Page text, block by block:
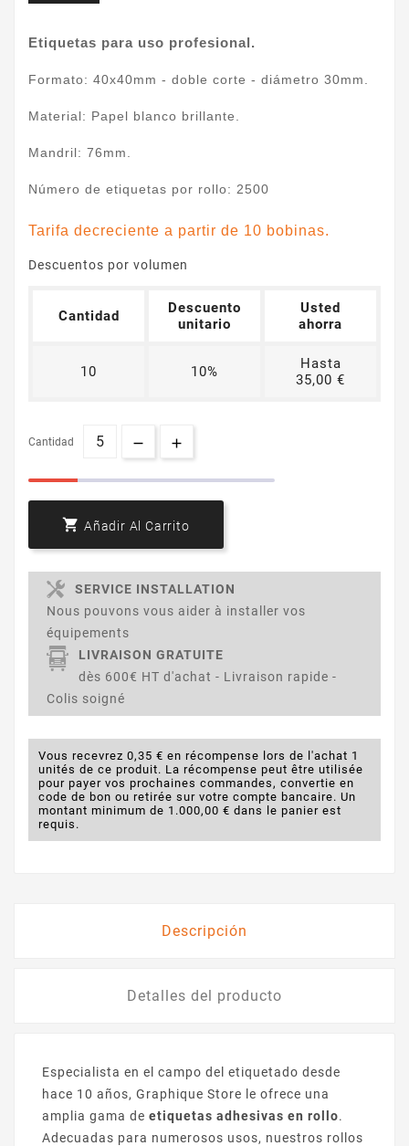
Etiquetas para uso profesional.
Formato: 40x40mm - doble corte - diámetro 30mm.
Material: Papel blanco brillante.
Mandril: 76mm.
Número de etiquetas por rollo: 2500
Tarifa decreciente a partir de 10 bobinas.
Descuentos por volumen
Cantidad
Descuento
unitario
Usted
ahorra
10 10%
Hasta
35,00 €
Cantidad
 Añadir Al Carrito
SERVICE INSTALLATION
Nous pouvons vous aider à installer vos
équipements
LIVRAISON GRATUITE
dès 600€ HT d'achat - Livraison rapide -
Colis soigné
Vous recevrez 0,35 € en récompense lors de l'achat 1
unités de ce produit. La récompense peut être utilisée
pour payer vos prochaines commandes, convertie en
code de bon ou retirée sur votre compte bancaire. Un
montant minimum de 1.000,00 € dans le panier est
requis.
Descripción
Detalles del producto
Especialista en el campo del etiquetado desde
hace 10 años, Graphique Store le ofrece una
amplia gama de etiquetas adhesivas en rollo.
Adecuadas para numerosos usos, nuestros rollos